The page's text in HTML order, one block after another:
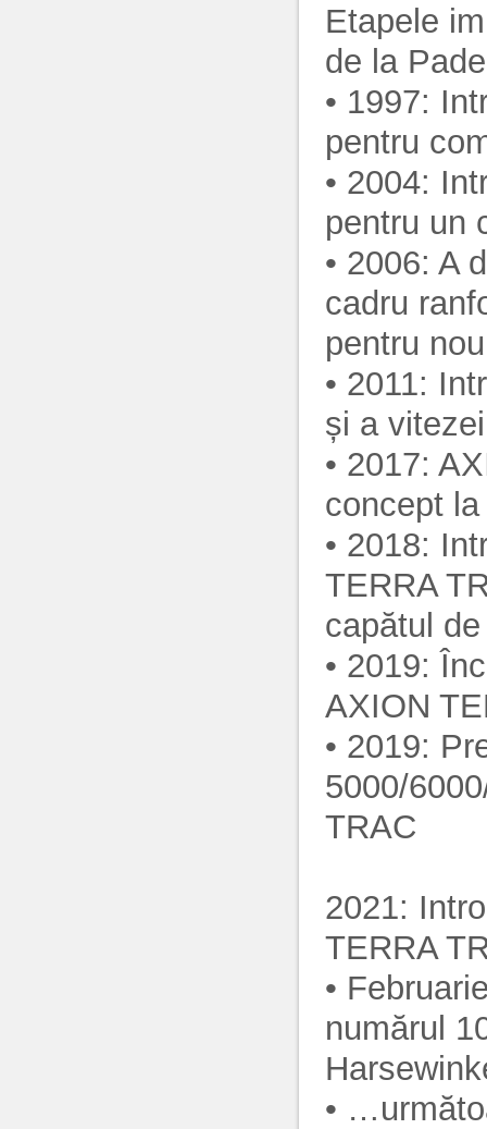
Etapele
de la
• 1997:
pentru
• 2004:
pentru un
• 2006: A
cadru
pentru
• 2011:
și a
• 2017:
concept
• 2018:
TERRA
capătul
• 2019:
AXION
• 2019:
5000/
TRAC
2021:
TERRA
•
numărul
•